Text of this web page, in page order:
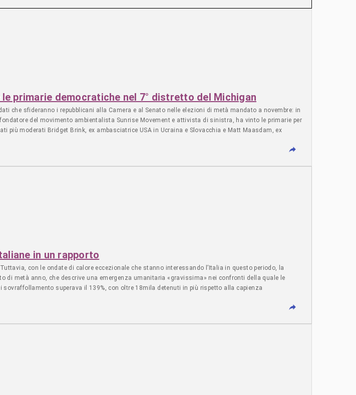
primarie democratiche nel 7° distretto del Michigan
che sfideranno i repubblicani alla Camera e al Senato nelle elezioni di metà mandato a novembre: in
del movimento ambientalista Sunrise Movement e attivista di sinistra, ha vinto le primarie per
più moderati Bridget Brink, ex ambasciatrice USA in Ucraina e Slovacchia e Matt Maasdam, ex
partito e da enormi donazioni. Lawrence, 36 anni, ha ricevuto l’appoggio di El-Sayed, del senatore
universale, le tasse ai miliardari e la fine della guerra in Iran e delle vendite di armi a Israele,
in un rapporto
con le ondate di calore eccezionale che stanno interessando l’Italia in questo periodo, la
metà anno, che descrive una emergenza umanitaria «gravissima» nei confronti della quale le
superava il 139%, con oltre 18mila detenuti in più rispetto alla capienza
complici l’inadeguatezza delle strutture e la carenza di ventilatori e altri strumenti di raffrescamento.
e infestazioni di cimici. La situazione è grave al punto da essere «al limite della sopravvivenza»,